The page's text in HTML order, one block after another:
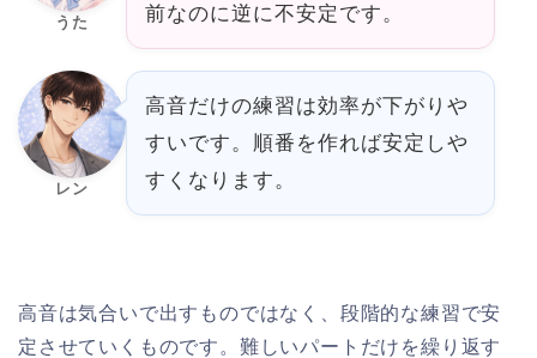
うた
前なのに逆に不安定です。
レン
高音だけの練習は効率が下がりや
すいです。順番を作れば安定しや
すくなります。
高音は気合いで出すものではなく、段階的な練習で安
定させていくものです。難しいパートだけを繰り返す